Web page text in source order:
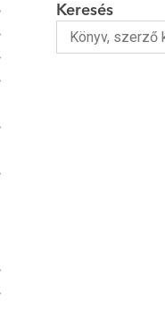
Keresés